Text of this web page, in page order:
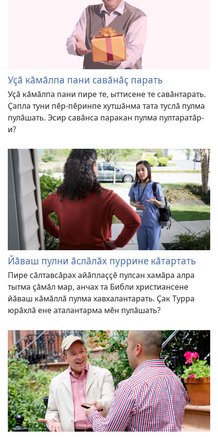
Уҫӑ кӑмӑлпа пани савӑнӑҫ парать
Уҫӑ кӑмӑлпа пани пире те, ыттисене те савӑнтарать.
Ҫапла туни пӗр-пӗринпе хутшӑнма тата туслӑ пулма
пулӑшать. Эсир савӑнса паракан пулма пултаратӑр-
и?
Йӑваш пулни ӑслӑлӑх пуррине кӑтартать
Пире сӑлтавсӑрах айӑплаҫҫӗ пулсан хамӑра алра
тытма ҫӑмӑл мар, анчах та Библи христиансене
йӑваш кӑмӑллӑ пулма хавхалантарать. Ҫак Турра
юрӑхлӑ ене аталантарма мӗн пулӑшать?